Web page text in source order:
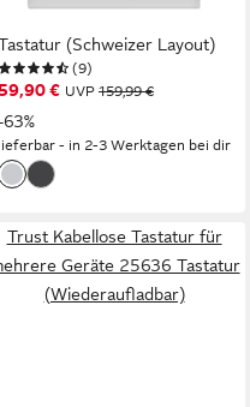
(Schweizer Layout)
(9)
59,90 € UVP 159,99 €
63%
lieferbar - in 2-3 Werktagen bei dir
Trust Kabellose Tastatur für
Geräte 25636 Tastatur
(Wiederaufladbar)